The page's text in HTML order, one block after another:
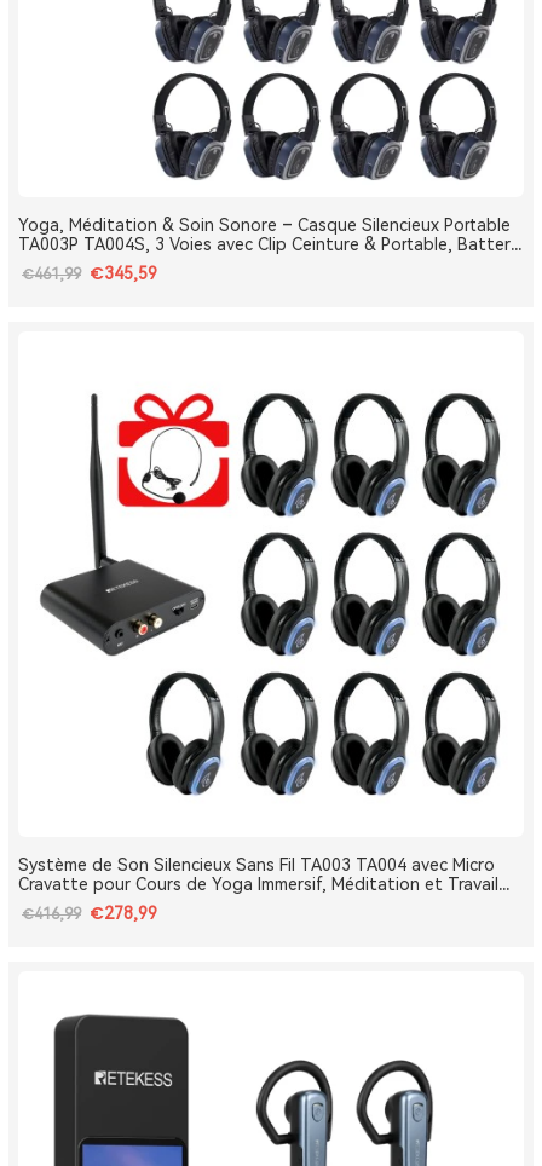
Yoga, Méditation & Soin Sonore – Casque Silencieux Portable
TA003P TA004S, 3 Voies avec Clip Ceinture & Portable, Batterie
Amovible, Bluetooth, Bass Boost
€461,99 €345,59
Système de Son Silencieux Sans Fil TA003 TA004 avec Micro
Cravatte pour Cours de Yoga Immersif, Méditation et Travail
Respiratoire
€416,99 €278,99